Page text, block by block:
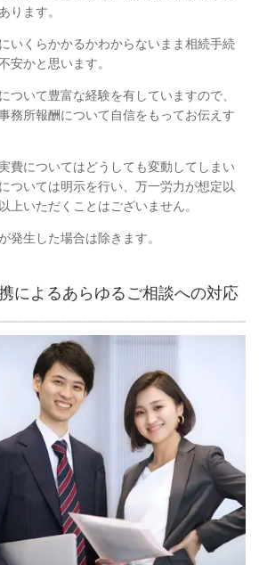
ります。
いくらかかるかわからないまま相続手続
安かと思います。
ついて豊富な経験を有していますので、
務所報酬について自信をもってお伝えす
費についてはどうしても変動してしまい
ついては明示を行い、万一労力が想定以
上いただくことはございません。
発生した場合は除きます。
によるあらゆるご相談への対応